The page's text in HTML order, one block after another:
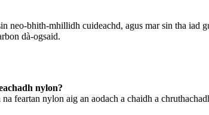
neo-bhith-mhillidh cuideachd, agus mar sin tha iad
dà-ogsaid.
nylon?
nylon aig an aodach a chaidh a